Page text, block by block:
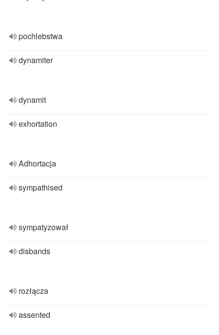
pochlebstwa
dynamiter
dynamit
exhortation
Adhortacja
sympathised
sympatyzował
disbands
rozłącza
assented